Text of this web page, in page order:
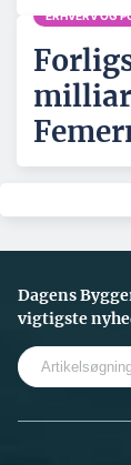
ERHVERV OG
Dagens
vigtigste